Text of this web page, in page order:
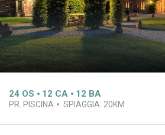
24 OS 12 CA 12 BA
PR. PISCINA SPIAGGIA: 20KM